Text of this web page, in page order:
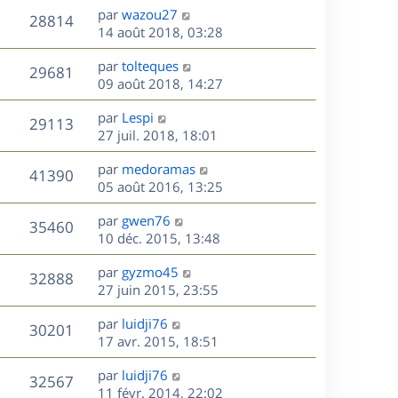
e
n
i
e
r
m
e
s
s
a
g
e
28814V
u
s
D
e
r
n
i
e
r
m
e
s
s
a
g
e
par wazou27
14 août 2018, 03:28
29681
u
e
s
D
e
r
n
i
e
r
m
e
s
s
a
g
e
par tolteques
09 août 2018, 14:27
29113V
u
s
D
e
r
n
i
e
r
m
e
s
s
a
g
e
par Lespi
27 juil. 2018, 18:01
41390V
u
s
D
e
r
n
i
e
r
m
e
s
s
a
g
par medoramas
05 août 2016, 13:25
35460V
u
e
D
e
r
n
i
e
r
m
e
s
par gwen76
10 déc. 2015, 13:48
32888V
u
s
D
e
r
n
i
e
r
par gyzmo45
27 juin 2015, 23:55
30201
u
D
e
r
n
i
par luidji76
17 avr. 2015, 18:51
32567V
D
e
par luidji76
11 févr. 2014, 22:02